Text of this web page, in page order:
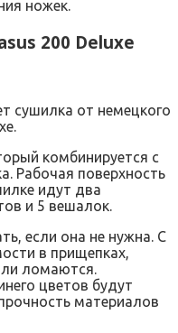
ножек.
200 Deluxe
сушилка от немецкого
комбинируется с
Рабочая поверхность
идут два
и 5 вешалок.
если она не нужна. С
в прищепках,
ломаются.
цветов будут
материалов